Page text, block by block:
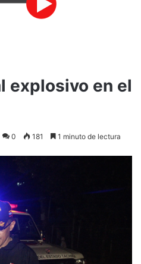
explosivo en el
0 181 1 minuto de lectura